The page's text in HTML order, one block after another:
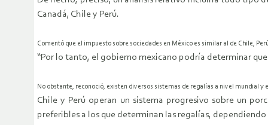
Canadá, Chile y Perú.
Comentó que el impuesto sobre sociedades en México es similar al de Chile,
“Por lo tanto, el gobierno mexicano podría determinar
No obstante, reconoció, existen diversos sistemas de regalías a nivel mundial
Chile y Perú operan un sistema progresivo sobre un
preferibles a los que determinan las regalías,